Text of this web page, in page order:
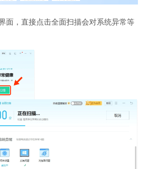
面，直接点击全面扫描会对系统异常等